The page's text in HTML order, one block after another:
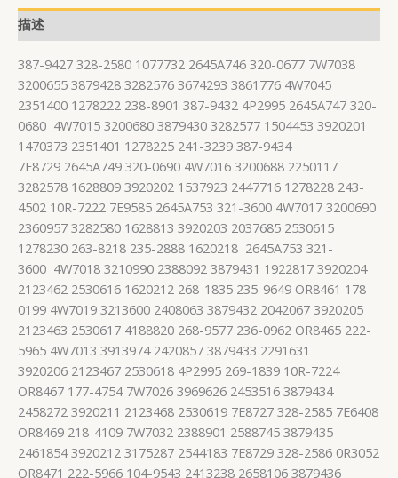
描述
387-9427 328-2580 1077732 2645A746 320-0677 7W7038
3200655 3879428 3282576 3674293 3861776 4W7045
2351400 1278222 238-8901 387-9432 4P2995 2645A747 320-
0680 4W7015 3200680 3879430 3282577 1504453 3920201
1470373 2351401 1278225 241-3239 387-9434
7E8729 2645A749 320-0690 4W7016 3200688 2250117
3282578 1628809 3920202 1537923 2447716 1278228 243-
4502 10R-7222 7E9585 2645A753 321-3600 4W7017 3200690
2360957 3282580 1628813 3920203 2037685 2530615
1278230 263-8218 235-2888 1620218 2645A753 321-
3600 4W7018 3210990 2388092 3879431 1922817 3920204
2123462 2530616 1620212 268-1835 235-9649 OR8461 178-
0199 4W7019 3213600 2408063 3879432 2042067 3920205
2123463 2530617 4188820 268-9577 236-0962 OR8465 222-
5965 4W7013 3913974 2420857 3879433 2291631
3920206 2123467 2530618 4P2995 269-1839 10R-7224
OR8467 177-4754 7W7026 3969626 2453516 3879434
2458272 3920211 2123468 2530619 7E8727 328-2585 7E6408
OR8469 218-4109 7W7032 2388901 2588745 3879435
2461854 3920212 3175287 2544183 7E8729 328-2586 0R3052
OR8471 222-5966 104-9543 2413238 2658106 3879436